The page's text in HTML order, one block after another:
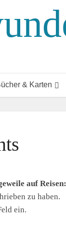
& Karten
auf Reisen:
zu haben.
ein.